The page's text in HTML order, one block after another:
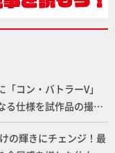
「コン・バトラーV」
る仕様を試作品の撮り
17」＆「ワンエイ
合金の魂】
の輝きにチェンジ！最